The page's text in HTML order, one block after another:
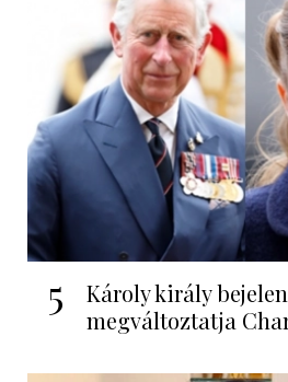
5
Károly király
megváltoztatja